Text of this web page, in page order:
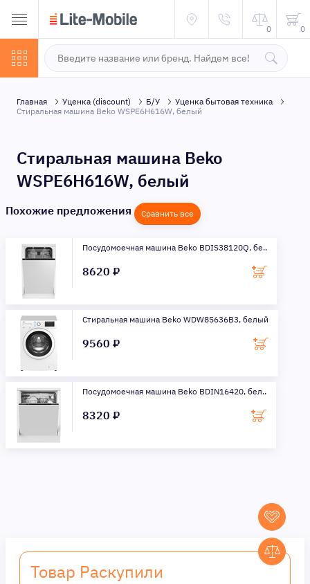
0 0
Главная Уценка (discount) Б/У
Уценка бытовая техника
Стиральная машина Beko WSPE6H616W, белый
Стиральная машина Beko
WSPE6H616W, белый
Похожие предложения Сравнить все
Посудомоечная машина Beko BDIS38120Q, бе..
8620 ₽
Стиральная машина Beko WDW85636B3, белый
9560 ₽
Посудомоечная машина Beko BDIN16420, бел..
8320 ₽
Товар Раскупили